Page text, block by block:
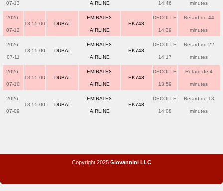
07-13 AIRLINE 14:46 minutes
2026-
07-12
13:55:00 DUBAI
EMIRATES
AIRLINE
EK748
DECOLLE
14:39
Retard de 44
minutes
2026-
07-11
13:55:00 DUBAI
EMIRATES
AIRLINE
EK748
DECOLLE
14:17
Retard de 22
minutes
2026-
07-10
13:55:00 DUBAI
EMIRATES
AIRLINE
EK748
DECOLLE
13:59
Retard de 4
minutes
2026-
07-09
13:55:00 DUBAI
EMIRATES
AIRLINE
EK748
DECOLLE
14:08
Retard de 13
minutes
Copyright 2025 Giovannini LLC